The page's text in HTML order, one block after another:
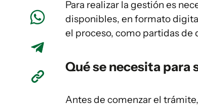
Para realizar la gestión es
disponibles, en formato
el proceso, como partidas
Qué se necesita
Antes de comenzar el